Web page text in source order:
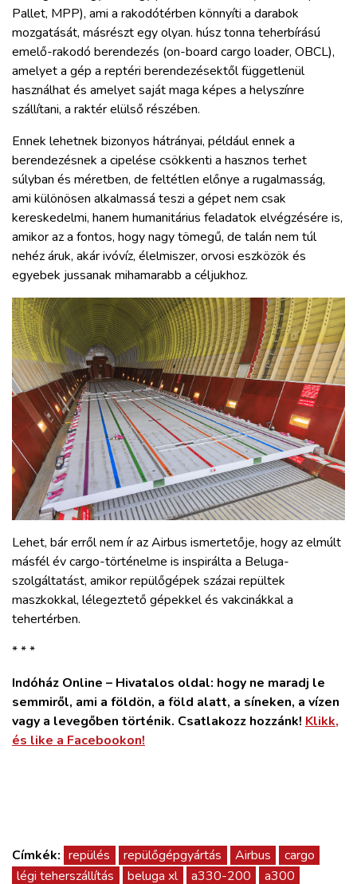
Pallet, MPP), ami a rakodótérben könnyíti a darabok
mozgatását, másrészt egy olyan. húsz tonna teherbírású
emelő-rakodó berendezés (on-board cargo loader, OBCL),
amelyet a gép a reptéri berendezésektől függetlenül
használhat és amelyet saját maga képes a helyszínre
szállítani, a raktér elülső részében.
Ennek lehetnek bizonyos hátrányai, például ennek a
berendezésnek a cipelése csökkenti a hasznos terhet
súlyban és méretben, de feltétlen előnye a rugalmasság,
ami különösen alkalmassá teszi a gépet nem csak
kereskedelmi, hanem humanitárius feladatok elvégzésére is,
amikor az a fontos, hogy nagy tömegű, de talán nem túl
nehéz áruk, akár ivóvíz, élelmiszer, orvosi eszközök és
egyebek jussanak mihamarabb a céljukhoz.
Lehet, bár erről nem ír az Airbus ismertetője, hogy az elmúlt
másfél év cargo-történelme is inspirálta a Beluga-
szolgáltatást, amikor repülőgépek százai repültek
maszkokkal, lélegeztető gépekkel és vakcinákkal a
tehertérben.
* * *
Indóház Online – Hivatalos oldal: hogy ne maradj le
semmiről, ami a földön, a föld alatt, a síneken, a vízen
vagy a levegőben történik. Csatlakozz hozzánk! Klikk,
és like a Facebookon!
Címkék: repülés repülőgépgyártás Airbus
cargo
légi teherszállítás
beluga xl a330-200
a300